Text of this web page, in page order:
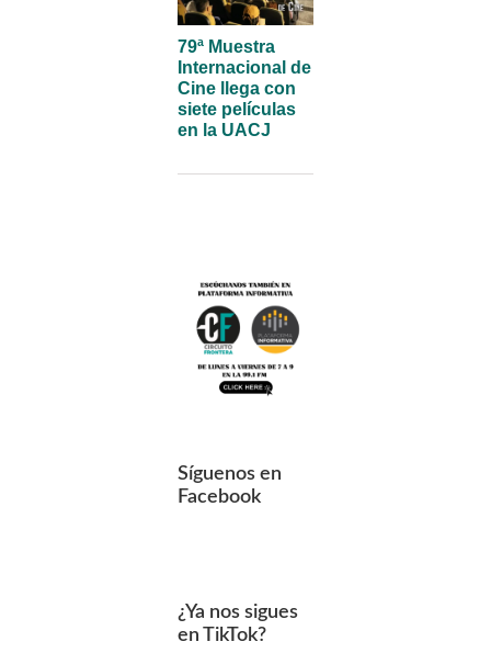
79ª Muestra
Internacional de
Cine llega con
siete películas
en la UACJ
Síguenos en
Facebook
¿Ya nos sigues
en TikTok?